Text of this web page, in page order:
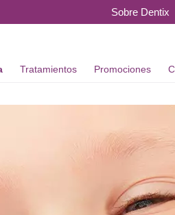
Sobre Dentix
Tratamientos Promociones